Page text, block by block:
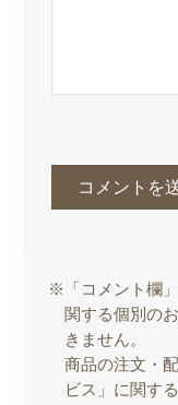
※「コメント欄
関する個別の
きません。
商品の注文・
ビス」に関す